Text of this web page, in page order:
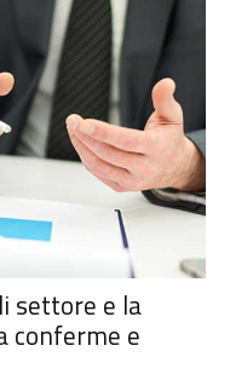
settore e la
conferme e